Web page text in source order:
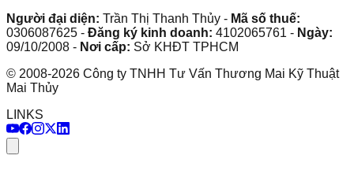
Người đại diện: Trần Thị Thanh Thủy - Mã số thuế:
0306087625 - Đăng ký kinh doanh: 4102065761 - Ngày:
09/10/2008 - Nơi cấp: Sở KHĐT TPHCM
© 2008-2026 Công ty TNHH Tư Vấn Thương Mai Kỹ Thuật
Mai Thủy
LINKS